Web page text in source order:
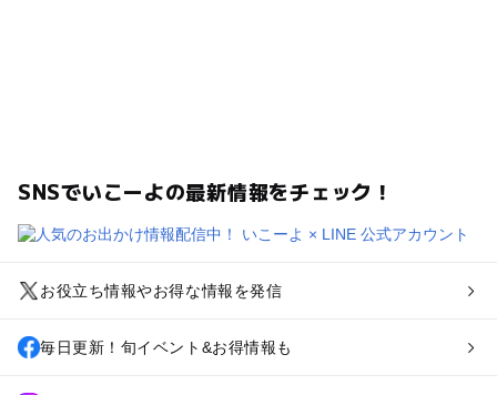
SNSでいこーよの最新情報をチェック！
お役立ち情報やお得な情報を発信
毎日更新！旬イベント&お得情報も